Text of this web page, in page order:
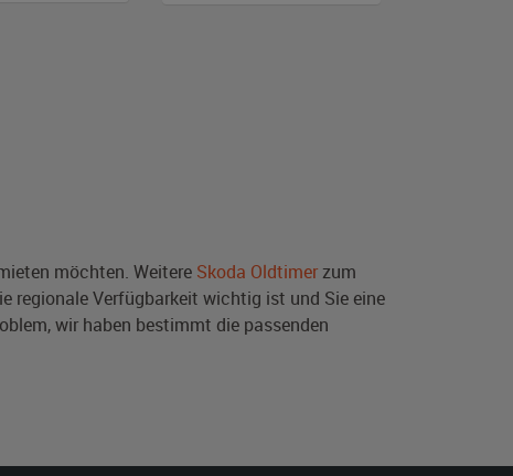
möchten. Weitere Skoda Oldtimer zum
regionale Verfügbarkeit wichtig ist und Sie eine
wir haben bestimmt die passenden